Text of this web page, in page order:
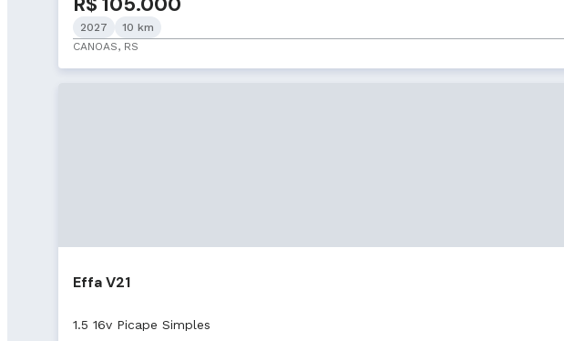
2027
10 km
CANOAS, RS
Effa V21
1.5 16v Picape Simples